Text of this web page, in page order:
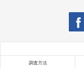
調査方法